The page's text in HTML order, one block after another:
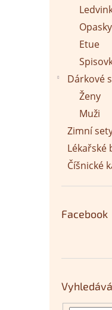
Opasky
Etue
Dárkové
Ženy
Muži
Zimní
Lékařské
Číšnické
Facebook